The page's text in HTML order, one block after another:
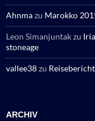
Ahnmazu Marokko
Leon Simanjuntakzu
stoneage
vallee38zu
ARCHIV